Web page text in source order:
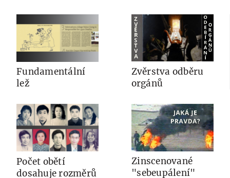
Fundamentální
lež
Zvěrstva odběru
orgánů
Počet obětí
dosahuje rozměrů
Zinscenované
"sebeupálení"